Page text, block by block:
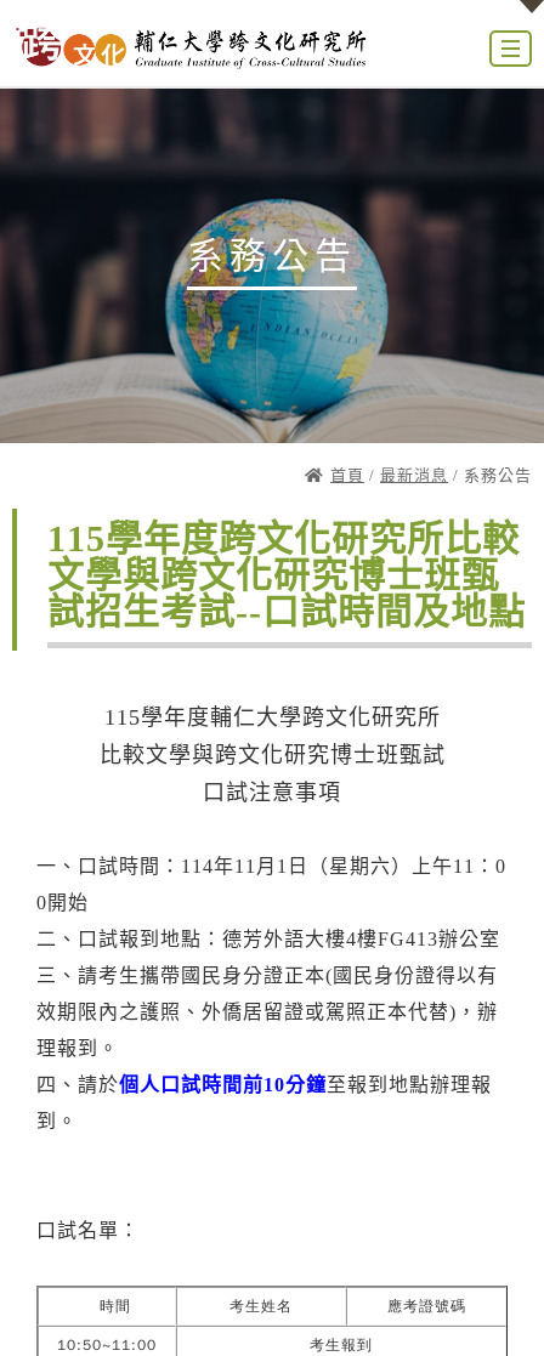
系務公告
首頁 / 最新消息 / 系務公告
115學年度跨文化研究所比較
文學與跨文化研究博士班甄
試招生考試--口試時間及地點
115學年度輔仁大學跨文化研究所
比較文學與跨文化研究博士班甄試
口試注意事項
一、 口試時間：114年11月1日（星期六）上午11：0
0開始
二、口試報到地點：德芳外語大樓4樓FG413辦公室
三、請考生攜帶國民身分證正本(國民身份證得以有
效期限內之護照、外僑居留證或駕照正本代替)，辦
理報到。
四、請於個人口試時間前10分鐘至報到地點辦理報
到。
口試名單：
時間 考生姓名
應考證號碼
10:50~11:00
考生報到